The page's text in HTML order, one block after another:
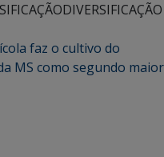
DIVERSIFICAÇÃO
faz o cultivo do
MS como segundo maior